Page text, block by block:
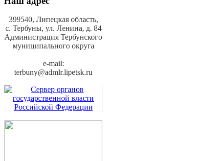
399540, Липецкая область,
с. Тербуны, ул. Ленина, д. 84
Администрация Тербунского
муниципального округа
e-mail:
terbuny@admlr.lipetsk.ru